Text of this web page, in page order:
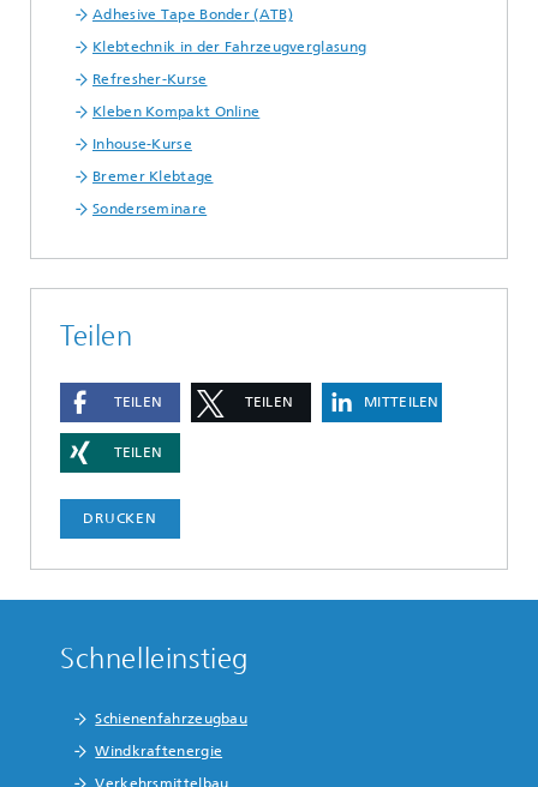
Adhesive Tape Bonder (ATB)
Klebtechnik in der Fahrzeugverglasung
Refresher-Kurse
Kleben Kompakt Online
Inhouse-Kurse
Bremer Klebtage
Sonderseminare
Teilen
TEILEN TEILEN MITTEILEN
TEILEN
DRUCKEN
Schnelleinstieg
Schienenfahrzeugbau
Windkraftenergie
Verkehrsmittelbau